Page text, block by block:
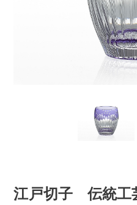
江戸切子 伝統工